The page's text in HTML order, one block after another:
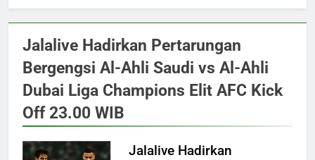
Jalalive Hadirkan Pertarungan
Bergengsi Al-Ahli Saudi vs Al-Ahli
Dubai Liga Champions Elit AFC Kick
Off 23.00 WIB
Jalalive Hadirkan